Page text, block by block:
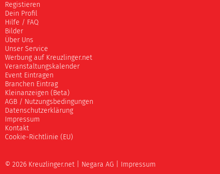
Registieren
Dein Profil
Hilfe / FAQ
Bilder
Über Uns
Unser Service
Werbung auf Kreuzlinger.net
Veranstaltungskalender
Event Eintragen
Branchen Eintrag
Kleinanzeigen (Beta)
AGB / Nutzungsbedingungen
Datenschutzerklärung
Impressum
Kontakt
Cookie-Richtlinie (EU)
© 2026 Kreuzlinger.net | Negara AG Impressum